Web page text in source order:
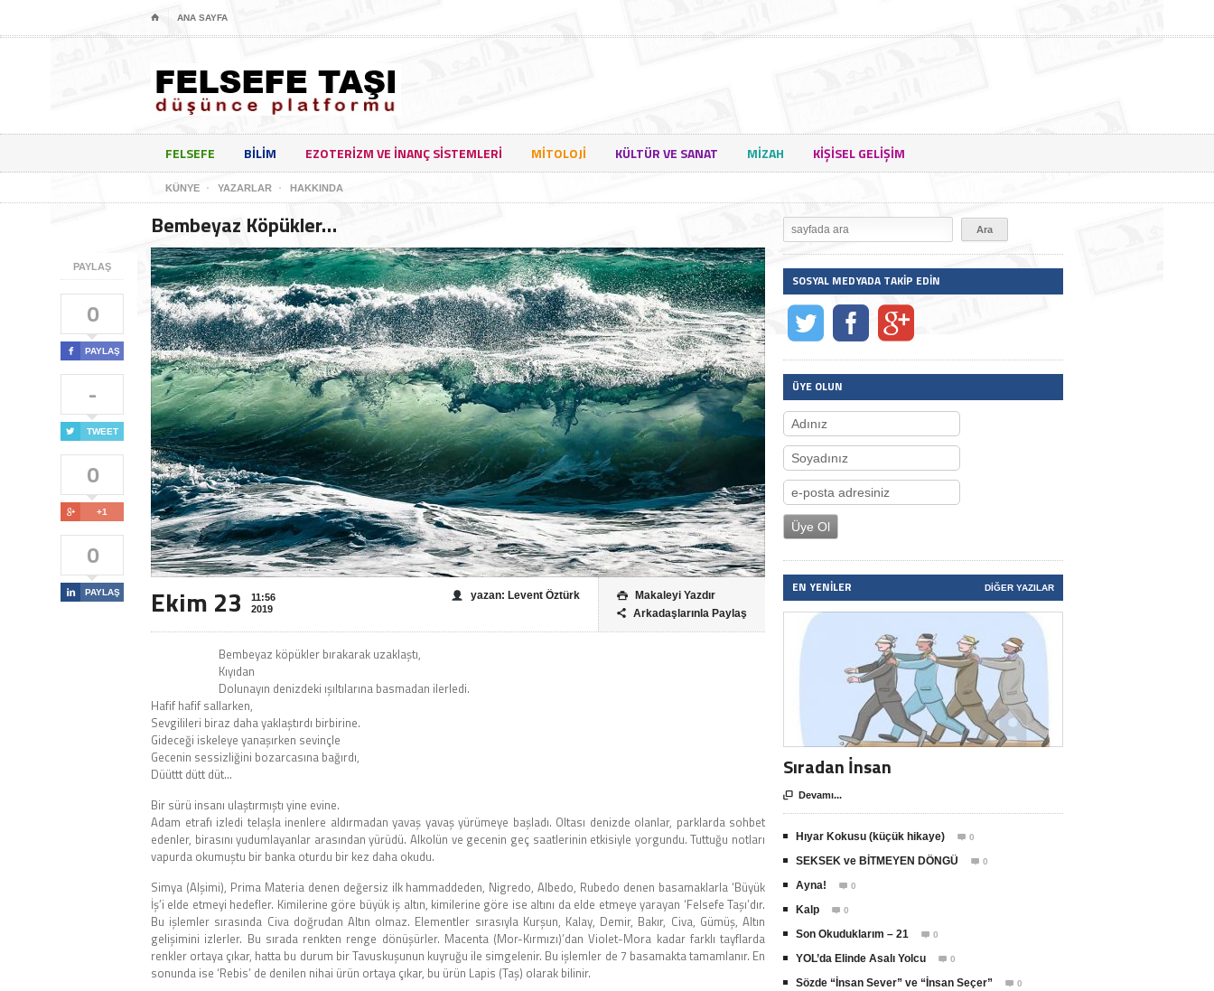
⌂ ANA SAYFA
FELSEFE BILIM EZOTERIZM VE INANÇ SISTEMLERI MITOLOJI KÜLTÜR VE SANAT MIZAH KIŞISEL GELIŞIM
KÜNYE YAZARLAR HAKKINDA
PAYLAŞ
0
 PAYLAŞ
-
 TWEET
0
 +1
0
 PAYLAŞ
Bembeyaz Köpükler…
Ekim 23
11:56
2019
 Makaleyi Yazdır
 Arkadaşlarınla Paylaş
yazan: Levent Öztürk
Bembeyaz köpükler bırakarak uzaklaştı,
Kıyıdan
Dolunayın denizdeki ışıltılarına basmadan ilerledi.
Hafif hafif sallarken,
Sevgilileri biraz daha yaklaştırdı birbirine.
Gideceği iskeleye yanaşırken sevinçle
Gecenin sessizliğini bozarcasına bağırdı,
Düüttt dütt düt…
Bir sürü insanı ulaştırmıştı yine evine.
Adam etrafı izledi telaşla inenlere aldırmadan yavaş yavaş yürümeye başladı. Oltası denizde olanlar, parklarda sohbet
edenler, birasını yudumlayanlar arasından yürüdü. Alkolün ve gecenin geç saatlerinin etkisiyle yorgundu. Tuttuğu notları
vapurda okumuştu bir banka oturdu bir kez daha okudu.
Simya (Alşimi), Prima Materia denen değersiz ilk hammaddeden, Nigredo, Albedo, Rubedo denen basamaklarla ‘Büyük
İş’i elde etmeyi hedefler. Kimilerine göre büyük iş altın, kimilerine göre ise altını da elde etmeye yarayan ‘Felsefe Taşı’dır.
Bu işlemler sırasında Civa doğrudan Altın olmaz. Elementler sırasıyla Kurşun, Kalay, Demir, Bakır, Civa, Gümüş, Altın
gelişimini izlerler. Bu sırada renkten renge dönüşürler. Macenta (Mor-Kırmızı)’dan Violet-Mora kadar farklı tayflarda
renkler ortaya çıkar, hatta bu durum bir Tavuskuşunun kuyruğu ile simgelenir. Bu işlemler de 7 basamakta tamamlanır. En
sonunda ise ‘Rebis’ de denilen nihai ürün ortaya çıkar, bu ürün Lapis (Taş) olarak bilinir.
SOSYAL MEDYADA TAKIP EDIN
ÜYE OLUN
EN YENILER DIĞER YAZILAR
Sıradan İnsan
 Devamı...
Hıyar Kokusu (küçük hikaye)  0
SEKSEK ve BİTMEYEN DÖNGÜ  0
Ayna!  0
Kalp  0
Son Okuduklarım – 21  0
YOL’da Elinde Asalı Yolcu  0
Sözde “İnsan Sever” ve “İnsan Seçer”  0